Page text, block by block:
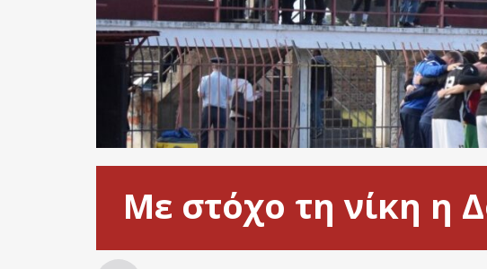
Με στόχο τη νίκη η